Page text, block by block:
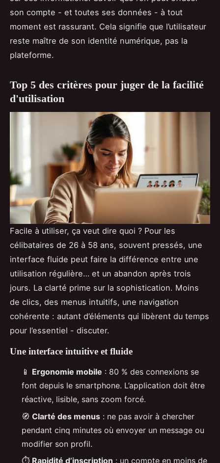
son compte - et toutes ses données - à tout
moment est rassurant. Cela signifie que l’utilisateur
reste maître de son identité numérique, pas la
plateforme.
Top 5 des critères pour juger de la facilité
d'utilisation
Facile à utiliser, ça veut dire quoi ? Pour les
célibataires de 26 à 58 ans, souvent pressés, une
interface fluide peut faire la différence entre une
utilisation régulière… et un abandon après trois
jours. La clarté prime sur la sophistication. Moins
de clics, des menus intuitifs, une navigation
cohérente : autant d’éléments qui libèrent du temps
pour l’essentiel - discuter.
Une interface intuitive et fluide
📱 Ergonomie mobile : 80 % des connexions se
font depuis le smartphone. L’application doit être
réactive, lisible, sans zoom forcé.
🧭 Clarté des menus : ne pas avoir à chercher
pendant cinq minutes où envoyer un message ou
modifier son profil.
⏱️ Rapidité d’inscription : un compte en moins de